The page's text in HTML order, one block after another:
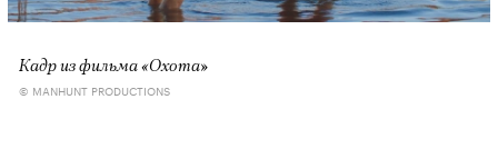
Кадр из фильма «Охота»
© MANHUNT PRODUCTIONS